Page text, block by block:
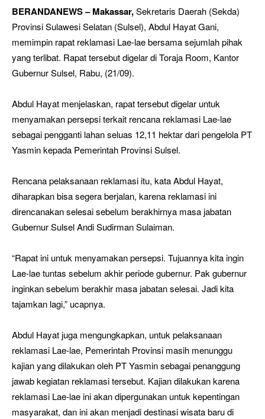
BERANDANEWS – Makassar,Sekretaris Daerah (Sekda)
Provinsi Sulawesi Selatan (Sulsel), Abdul Hayat Gani,
memimpin rapat reklamasi Lae-lae bersama sejumlah pihak
yang terlibat. Rapat tersebut digelar di Toraja Room, Kantor
Gubernur Sulsel, Rabu, (21/09).
Abdul Hayat menjelaskan, rapat tersebut digelar untuk
menyamakan persepsi terkait rencana reklamasi Lae-lae
sebagai pengganti lahan seluas 12,11 hektar dari pengelola PT
Yasmin kepada Pemerintah Provinsi Sulsel.
Rencana pelaksanaan reklamasi itu, kata Abdul Hayat,
diharapkan bisa segera berjalan, karena reklamasi ini
direncanakan selesai sebelum berakhirnya masa jabatan
Gubernur Sulsel Andi Sudirman Sulaiman.
“Rapat ini untuk menyamakan persepsi. Tujuannya kita ingin
Lae-lae tuntas sebelum akhir periode gubernur. Pak gubernur
inginkan sebelum berakhir masa jabatan selesai. Jadi kita
tajamkan lagi,” ucapnya.
Abdul Hayat juga mengungkapkan, untuk pelaksanaan
reklamasi Lae-lae, Pemerintah Provinsi masih menunggu
kajian yang dilakukan oleh PT Yasmin sebagai penanggung
jawab kegiatan reklamasi tersebut. Kajian dilakukan karena
reklamasi Lae-lae ini akan dipergunakan untuk kepentingan
masyarakat, dan ini akan menjadi destinasi wisata baru di